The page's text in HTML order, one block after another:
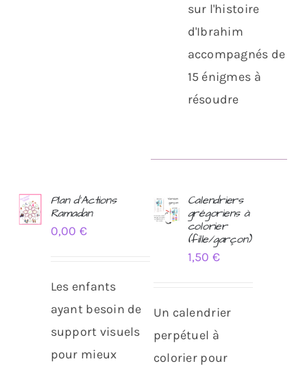
sur l'histoire
d'Ibrahim
accompagnés de
15 énigmes à
résoudre
AJOUTER
Plan d’Actions
Ramadan
0,00€
Les enfants
ayant besoin de
support visuels
pour mieux
AJOUTER
PANIER
Calendriers
grégoriens à
colorier
(fille/garçon)
1,50 €
Un calendrier
perpétuel à
colorier pour